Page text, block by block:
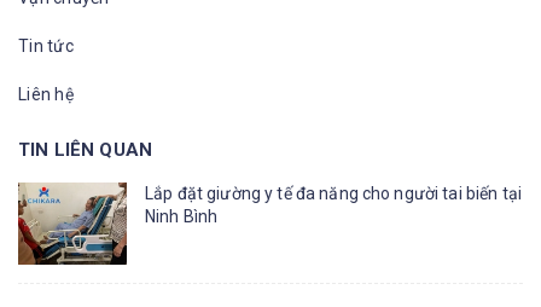
Tin tức
Liên hệ
TIN LIÊN QUAN
Lắp đặt giường y tế đa năng cho người tai biến tại
Ninh Bình